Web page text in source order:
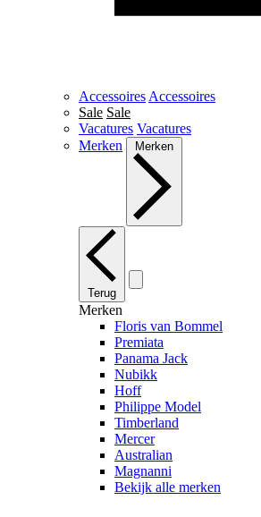
Accessoires Accessoires
Sale Sale
Vacatures Vacatures
Merken
Merken
Terug
Merken
Floris van Bommel
Premiata
Panama Jack
Nubikk
Hoff
Philippe Model
Timberland
Mercer
Australian
Magnanni
Bekijk alle merken